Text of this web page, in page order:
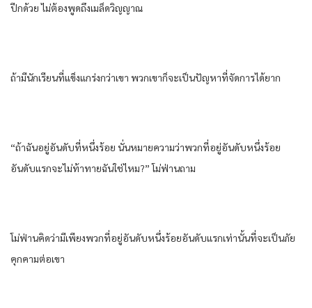
ปีกด้วย ไม่ต้องพูดถึงเมล็ดวิญญาณ
ถ้ามีนักเรียนที่แข็งแกร่งกว่าเขา พวกเขาก็จะเป็นปัญหาที่จัดการได้ยาก
“ถ้าฉันอยู่อันดับที่หนึ่งร้อย นั่นหมายความว่าพวกที่อยู่อันดับหนึ่งร้อย
อันดับแรกจะไม่ท้าทายฉันใช่ไหม?” โม่ฟ่านถาม
โม่ฟ่านคิดว่ามีเพียงพวกที่อยู่อันดับหนึ่งร้อยอันดับแรกเท่านั้นที่จะเป็นภัย
คุกคามต่อเขา